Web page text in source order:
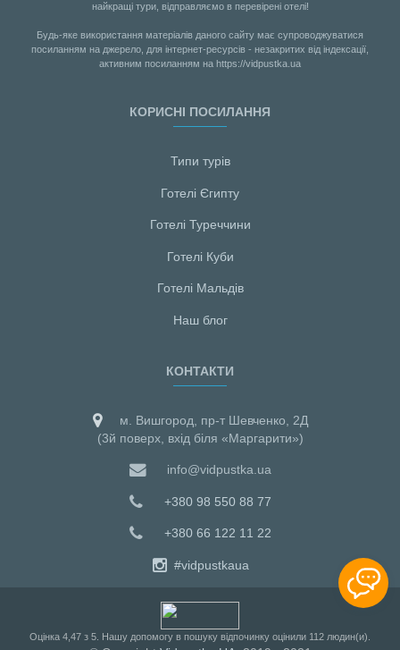
найкращі тури, відправляємо в перевірені отелі!
Будь-яке використання матеріалів даного сайту має супроводжуватися
посиланням на джерело, для інтернет-ресурсів - незакритих від індексації,
активним посиланням на https://vidpustka.ua
КОРИСНІ ПОСИЛАННЯ
Типи турів
Готелі Єгипту
Готелі Туреччини
Готелі Куби
Готелі Мальдiв
Наш блог
КОНТАКТИ
м. Вишгород, пр-т Шевченко, 2Д
(3й поверх, вхід біля «Маргарити»)
info@vidpustka.ua
+380 98 550 88 77
+380 66 122 11 22
#vidpustkaua
Оцiнка 4,47 з 5 . Нашу допомогу в пошуку відпочинку оцінили 112 людин(и).